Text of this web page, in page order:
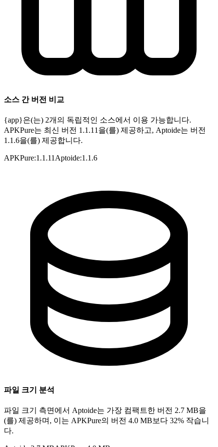
소스 간 버전 비교
{app}은(는) 2개의 독립적인 소스에서 이용 가능합니다.
APKPure는 최신 버전 1.1.11을(를) 제공하고, Aptoide는 버전
1.1.6을(를) 제공합니다.
APKPure:1.1.11 Aptoide:1.1.6
파일 크기 분석
파일 크기 측면에서 Aptoide는 가장 컴팩트한 버전 2.7 MB을
(를) 제공하며, 이는 APKPure의 버전 4.0 MB보다 32% 작습니
다.